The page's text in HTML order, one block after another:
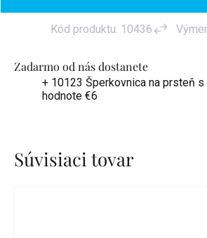
Zadarmo od nás dostanete
+ 10123 Šperkovnica na prsteň
hodnote €6
Kód produktu: 10436
Súvisiaci tovar